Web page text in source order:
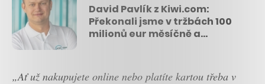
David Pavlík z Kiwi.com:
Překonali jsme v tržbách 100
milionů eur měsíčně a
„Ať už nakupujete online nebo platíte kartou třeba v